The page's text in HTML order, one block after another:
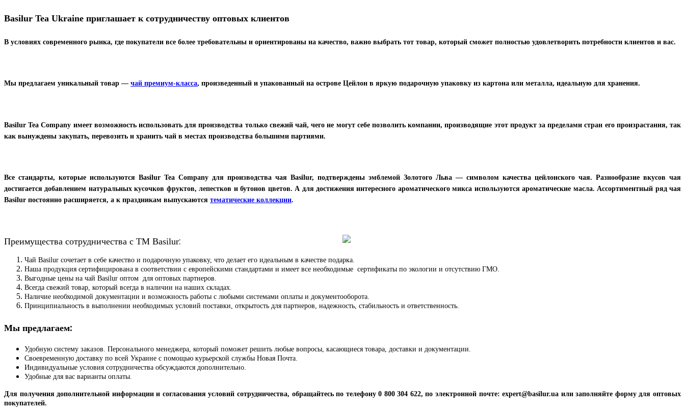
Basilur Tea Ukraine приглашает к сотрудничеству оптовых клиентов
В условиях современного рынка, где покупатели все более требовательны и ориентированы на качество, важно выбрать тот товар, который сможет полностью удовлетворить потребности клиентов и вас.
Мы предлагаем уникальный товар — чай премиум-класса, произведенный и упакованный на острове Цейлон в яркую подарочную упаковку из картона или металла, идеальную для хранения.
Basilur Tea Company имеет возможность использовать для производства только свежий чай, чего не могут себе позволить компании, производящие этот продукт за пределами стран его произрастания, так
как вынуждены закупать, перевозить и хранить чай в местах производства большими партиями.
Все стандарты, которые используются Basilur Tea Company для производства чая Basilur, подтверждены эмблемой Золотого Льва — символом качества цейлонского чая. Разнообразие вкусов чая
достигается добавлением натуральных кусочков фруктов, лепестков и бутонов цветов. А для достижения интересного ароматического микса используются ароматические масла. Ассортиментный ряд чая
Basilur постоянно расширяется, а к праздникам выпускаются тематические коллекции.
Преимущества сотрудничества с ТМ Basilur:
Чай Basilur сочетает в себе качество и подарочную упаковку, что делает его идеальным в качестве подарка.
Наша продукция сертифицирована в соответствии с европейскими стандартами и имеет все необходимые сертификаты по экологии и отсутствию ГМО.
Выгодные цены на чай Basilur оптом для оптовых партнеров.
Всегда свежий товар, который всегда в наличии на наших складах.
Наличие необходимой документации и возможность работы с любыми системами оплаты и документооборота.
Принципиальность в выполнении необходимых условий поставки, открытость для партнеров, надежность, стабильность и ответственность.
Мы предлагаем:
Удобную систему заказов. Персонального менеджера, который поможет решить любые вопросы, касающиеся товара, доставки и документации.
Своевременную доставку по всей Украине с помощью курьерской службы Новая Почта.
Индивидуальные условия сотрудничества обсуждаются дополнительно.
Удобные для вас варианты оплаты.
Для получения дополнительной информации и согласования условий сотрудничества, обращайтесь по телефону 0 800 304 622, по электронной почте: expert@basilur.ua или заполняйте форму для оптовых
покупателей.